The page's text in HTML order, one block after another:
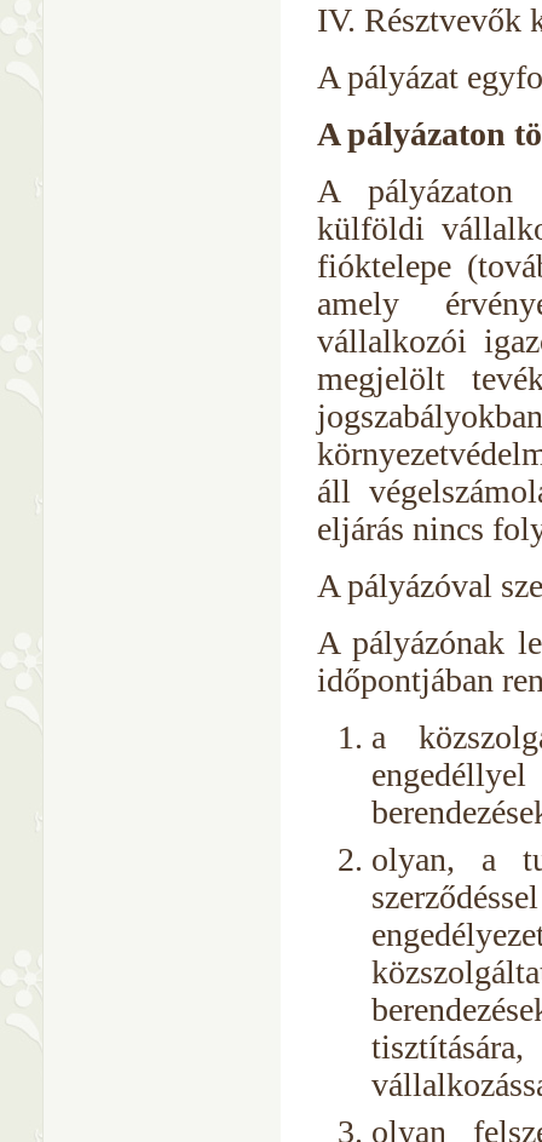
IV. Résztvevők
A pályázat
A pályázaton
A pályázaton
külföldi
fióktelepe
amely
vállalkozói
megjelölt
áll
eljárás nincs
A pályázóval
A pályázónak
időpontjában
a
olyan, a
olyan